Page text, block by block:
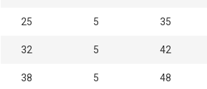
25 5 35
32 5 42
38 5 48